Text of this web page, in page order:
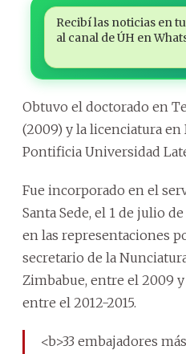
Recibí las noticias en
al canal de ÚH en
Obtuvo el doctorado en
(2009) y la licenciatura
Pontificia Universidad
Fue incorporado en el
Santa Sede, el 1 de julio
en las representaciones
secretario de la
Zimbabue, entre el 2009
entre el 2012-2015.
<b>33 embajadores